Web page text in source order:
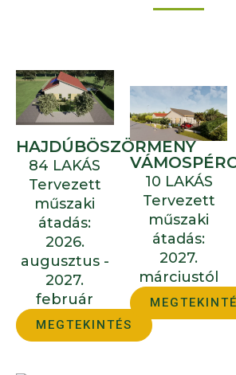
HAJDÚBÖSZÖRMÉNY
84 LAKÁS
Tervezett
műszaki
átadás:
2026.
augusztus -
2027.
február
MEGTEKINTÉS
10 LAKÁS
Tervezett
műszaki
átadás:
2027.
márciustól